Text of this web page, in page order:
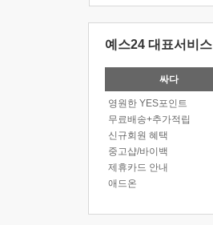
예스24 대표서비스
싸다
영원한 YES포인트
무료배송+추가적립
신규회원 혜택
중고샵/바이백
제휴카드 안내
애드온